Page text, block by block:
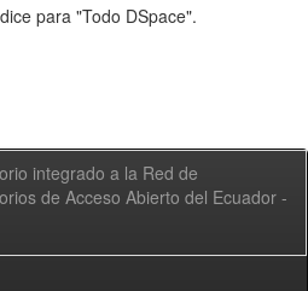
para "Todo DSpace".
integrado a la Red de
de Acceso Abierto del Ecuador -